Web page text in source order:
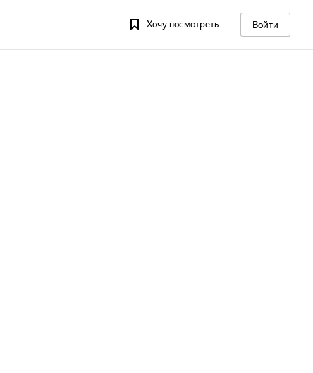
Хочу посмотреть Войти